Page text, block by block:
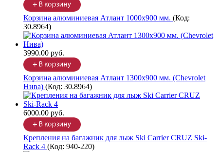
Корзина алюминиевая Атлант 1000х900 мм. (Код:
30.8964)
3990.00 руб.
Корзина алюминиевая Атлант 1300х900 мм. (Chevrolet
Нива) (Код: 30.8964)
6000.00 руб.
Крепления на багажник для лыж Ski Carrier CRUZ Ski-
Rack 4 (Код: 940-220)